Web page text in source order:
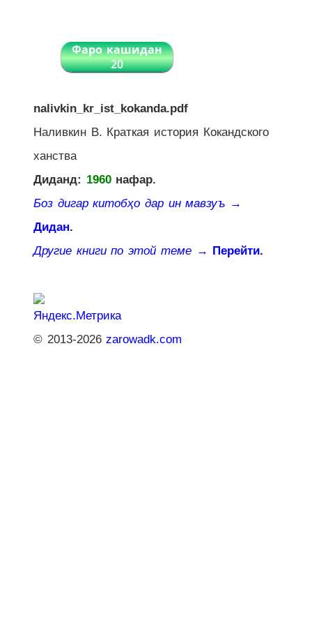
Фаро кашидан
20
nalivkin_kr_ist_kokanda.pdf
Наливкин В. Краткая история Кокандского
ханства
Диданд: 1960нафар.
Боз дигар китобҳо дар ин мавзуъ →
Дидан.
Другие книги по этой теме → Перейти.
© 2013-2026zarowadk.com